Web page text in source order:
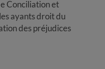
Conciliation et
ayants droit du
des préjudices